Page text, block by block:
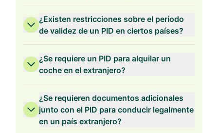
¿Existen restricciones sobre el período
de validez de un PID en ciertos países?
¿Se requiere un PID para alquilar un
coche en el extranjero?
¿Se requieren documentos adicionales
junto con el PID para conducir legalmente
en un país extranjero?